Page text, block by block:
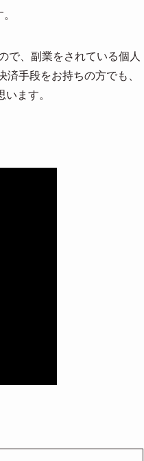
で、副業をされている個人
手段をお持ちの方でも、
ます。